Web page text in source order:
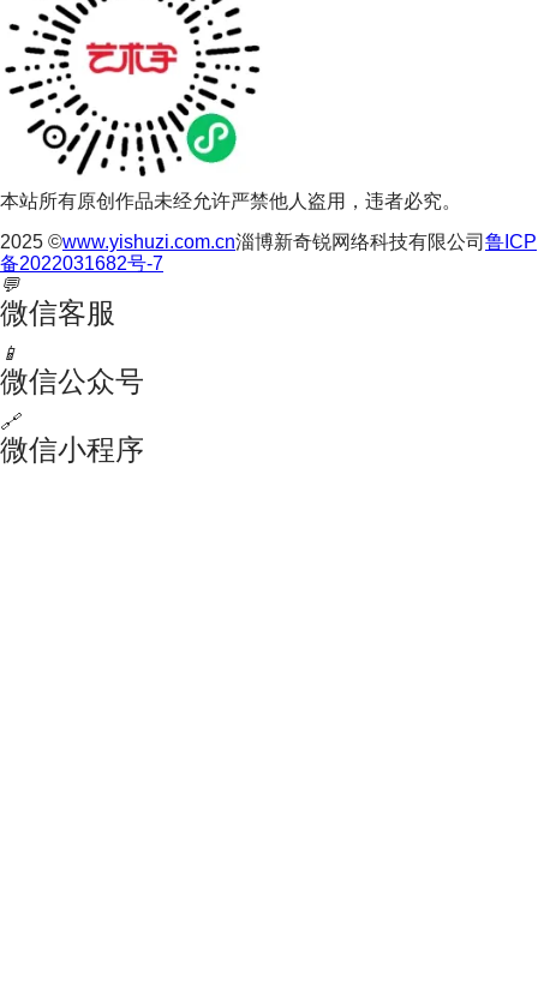
本站所有原创作品未经允许严禁他人盗用，违者必究。
2025 ©www.yishuzi.com.cn淄博新奇锐网络科技有限公司 鲁ICP
备2022031682号-7
💬
微信客服
📱
微信公众号
🔗
微信小程序